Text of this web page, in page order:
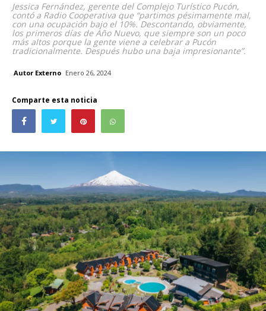
Jessica Fernández, gerente del Complejo Turístico Pucón,
contó a Radio Cooperativa que “partimos pésimamente mal,
con una ocupación bajo el 10%. Descontando, obviamente,
los primeros días de Año Nuevo, que siempre son un poco
más altos porque la gente viene a celebrar a Pucón
tradicionalmente. Después hubo una baja impresionante”.
Autor Externo Enero 26, 2024
Comparte esta noticia